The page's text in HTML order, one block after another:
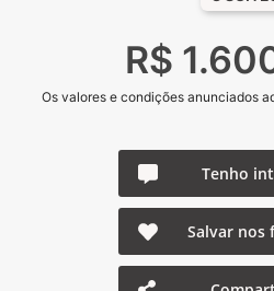
R$
Os valores e condições anunciados
Tenho
Salvar nos